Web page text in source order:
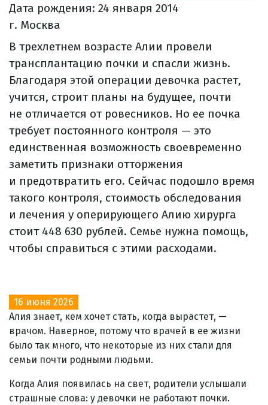
Дата рождения: 24 января 2014
г. Москва
В трехлетнем возрасте Алии провели
трансплантацию почки и спасли жизнь.
Благодаря этой операции девочка растет,
учится, строит планы на будущее, почти
не отличается от ровесников. Но ее почка
требует постоянного контроля — это
единственная возможность своевременно
заметить признаки отторжения
и предотвратить его. Сейчас подошло время
такого контроля, стоимость обследования
и лечения у оперирующего Алию хирурга
стоит 448 630 рублей. Семье нужна помощь,
чтобы справиться с этими расходами.
16 июня 2026
Алия знает, кем хочет стать, когда вырастет, —
врачом. Наверное, потому что врачей в ее жизни
было так много, что некоторые из них стали для
семьи почти родными людьми.
Когда Алия появилась на свет, родители услышали
страшные слова: у девочки не работают почки.